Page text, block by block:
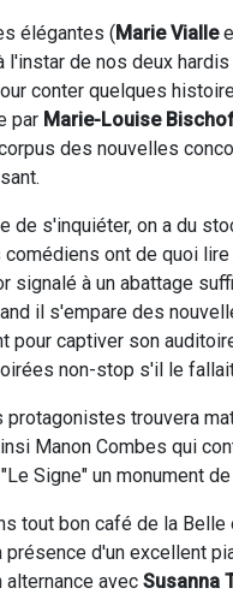
élégantes (Marie Vialle
l'instar de nos deux
conter quelques
par Marie-Louise
des nouvelles
de s'inquiéter, on a du
ont de quoi
signalé à un abattage
il s'empare des
pour captiver son
non-stop s'il le
protagonistes trouvera
Manon Combes qui
Signe" un monument
tout bon café de la Belle
présence d'un excellent
avec Susanna